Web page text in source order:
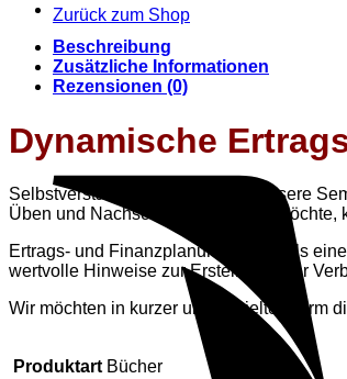
Zurück zum Shop
Beschreibung
Zusätzliche Informationen
Rezensionen (0)
Dynamische
Selbstverständlich erhalten alle unsere
Üben und Nachschlagen erhalten
Ertrags- und Finanzplanung ist oftmals
wertvolle Hinweise zur Erstellung oder
Wir möchten in kurzer und gezielter Form
Produktart Bücher